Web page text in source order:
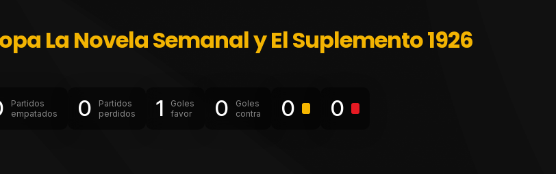
La Novela Semanal y El Suplemento 1926
Partidos
empatados
0
Partidos
perdidos
1
Goles
favor
0
Goles
contra
0 0